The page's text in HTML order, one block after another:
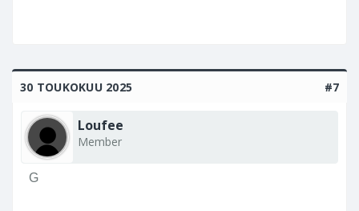
30 TOUKOKUU 2025 #7
Loufee
Member
G